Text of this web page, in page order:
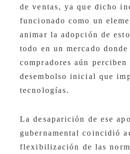
de ventas, ya que dicho
funcionado como un
animar la adopción de
todo en un mercado donde
compradores aún perciben
desembolso inicial que
tecnologías.
La desaparición de ese
gubernamental coincidió
flexibilización de las